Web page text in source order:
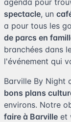
agenda pour
spectacle, un
a pour tous les
de parcs en
branchées dans
l'événement qui
Barville By Night
bons plans
environs. Notre
faire à Barville et